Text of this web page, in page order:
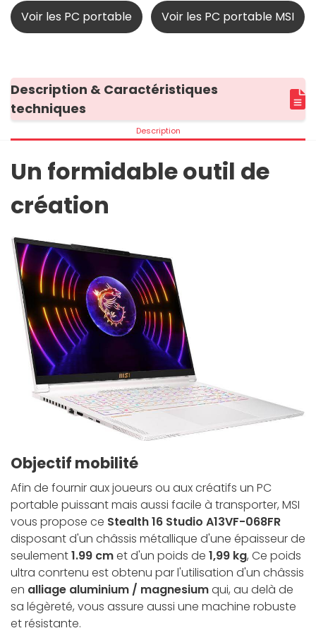
Voir les PC portable Voir les PC portable MSI
Description & Caractéristiques
techniques
Description
Un formidable outil de
création
Objectif mobilité
Afin de fournir aux joueurs ou aux créatifs un PC
portable puissant mais aussi facile à transporter, MSI
vous propose ce Stealth 16 Studio A13VF-068FR
disposant d'un châssis métallique d'une épaisseur de
seulement1.99 cmet d'un poids de 1,99 kg, Ce poids
ultra conrtenu est obtenu par l'utilisation d'un châssis
en alliage aluminium / magnesiumqui, au delà de
sa légèreté, vous assure aussi une machine robuste
et résistante.